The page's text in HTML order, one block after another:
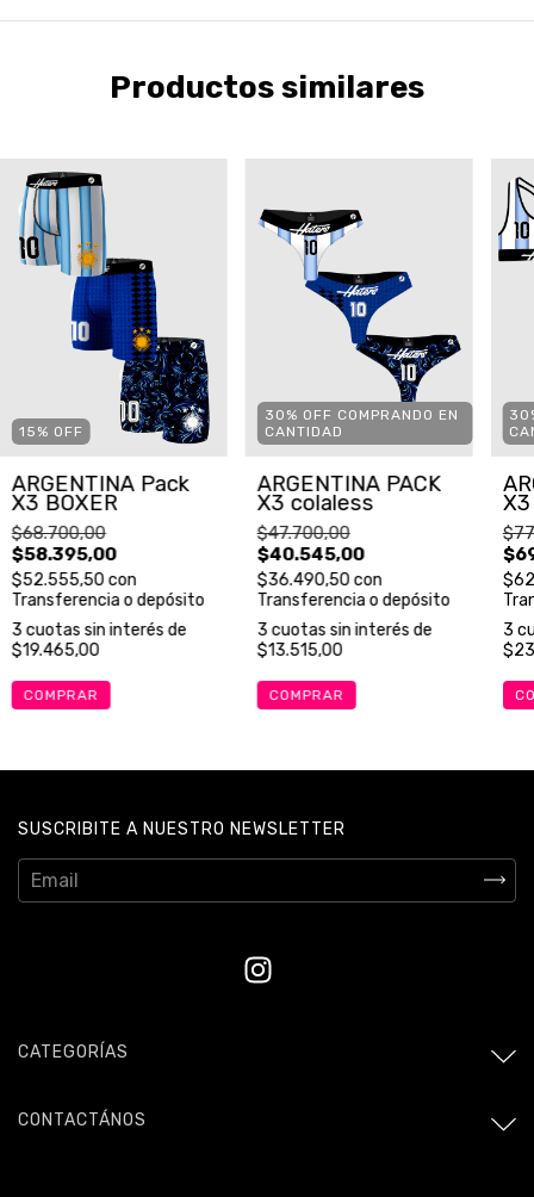
Productos similares
15 % OFF
ARGENTINA Pack
X3 BOXER
$68.700,00
$58.395,00
$52.555,50 con
Transferencia o depósito
3 cuotas sin interés de
$19.465,00
COMPRAR
30% OFF COMPRANDO EN
CANTIDAD
ARGENTINA PACK
X3 colaless
$47.700,00
$40.545,00
$36.490,50 con
Transferencia o depósito
3 cuotas sin interés de
$13.515,00
COMPRAR
X3
3
SUSCRIBITE A NUESTRO NEWSLETTER
CATEGORÍAS
CONTACTÁNOS